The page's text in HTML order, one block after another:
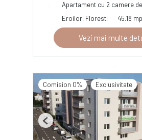
Apartament cu 2 camere
Eroilor, Floresti
45.18 mp
Vezi mai multe
Comision 0% Exclusivitate
Previous